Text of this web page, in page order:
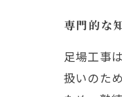
専門的な
足場工事
扱いのた